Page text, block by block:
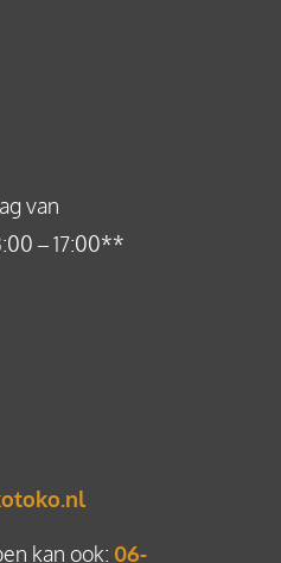
van
– 17:00**
kan ook: 06-